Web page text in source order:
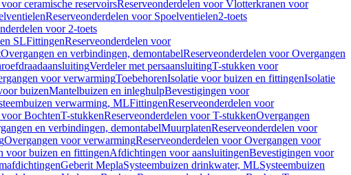
ceramische reservoirsReserveonderdelen voor Vlotterkranen voor
Reserveonderdelen voor Spoelventielen2-toets
voor 2-toets
SLFittingenReserveonderdelen voor
Overgangen en verbindingen, demontabelReserveonderdelen voor Overgangen
Verdeler met persaansluitingT-stukken voor
voor verwarmingToebehorenIsolatie voor buizen en fittingenIsolatie
buizenMantelbuizen en inleghulpBevestigingen voor
verwarming, MLFittingenReserveonderdelen voor
BochtenT-stukkenReserveonderdelen voor T-stukkenOvergangen
en verbindingen, demontabelMuurplatenReserveonderdelen voor
Overgangen voor verwarmingReserveonderdelen voor Overgangen voor
voor buizen en fittingenAfdichtingen voor aansluitingenBevestigingen voor
Geberit MeplaSysteembuizen drinkwater, MLSysteembuizen